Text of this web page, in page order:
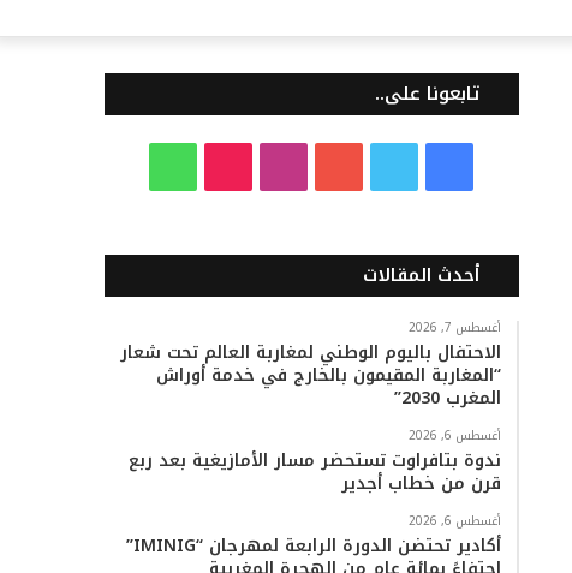
عن
تابعونا على..
س
ب
و
ك
ي
ر
ت
و
س
ق
k
o
ت
ا
أحدث المقالات
أغسطس 7, 2026
الاحتفال باليوم الوطني لمغاربة العالم تحت شعار
“المغاربة المقيمون بالخارج في خدمة أوراش
المغرب 2030”
أغسطس 6, 2026
ندوة بتافراوت تستحضر مسار الأمازيغية بعد ربع
قرن من خطاب أجدير
أغسطس 6, 2026
أكادير تحتضن الدورة الرابعة لمهرجان “IMINIG”